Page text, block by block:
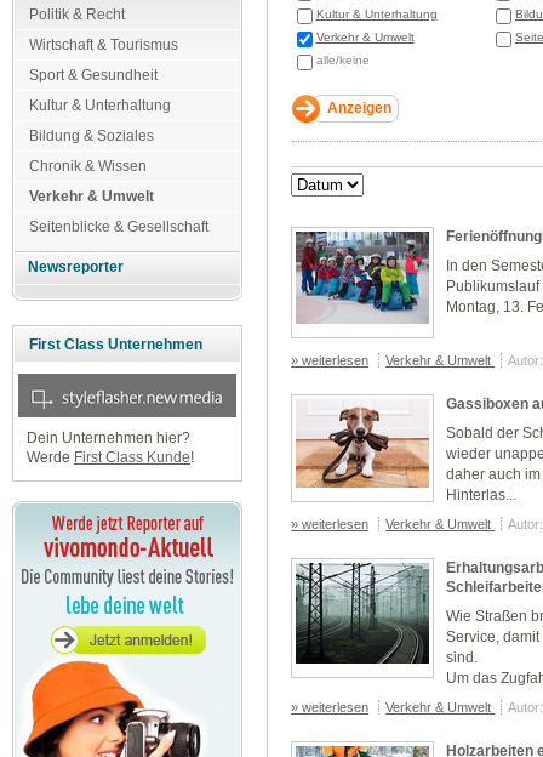
Politik & Recht
Wirtschaft & Tourismus
Sport & Gesundheit
Kultur & Unterhaltung
Bildung & Soziales
Chronik & Wissen
Verkehr & Umwelt
Seitenblicke & Gesellschaft
Newsreporter
First Class Unternehmen
Dein Unternehmen hier?
Werde First Class Kunde!
Kultur & Unterhaltung
Verkehr & Umwelt
alle/keine
In den
Montag, 13.
» weiterlesen Verkehr & Umwelt
Gassiboxen
Sobald der
wieder
daher auch
Hinterlas...
» weiterlesen Verkehr & Umwelt
Wie Straßen
Service,
sind.
Um das
» weiterlesen Verkehr & Umwelt
Holzarbeiten